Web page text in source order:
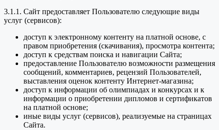
3.1.1. Сайт предоставляет Пользователю следующие виды
услуг (сервисов):
доступ к электронному контенту на платной основе, с
правом приобретения (скачивания), просмотра контента;
доступ к средствам поиска и навигации Сайта;
предоставление Пользователю возможности размещения
сообщений, комментариев, рецензий Пользователей,
выставления оценок контенту Интернет-магазина;
доступ к информации об олимпиадах и конкурсах и к
информации о приобретении дипломов и сертификатов
на платной основе;
иные виды услуг (сервисов), реализуемые на страницах
Сайта.